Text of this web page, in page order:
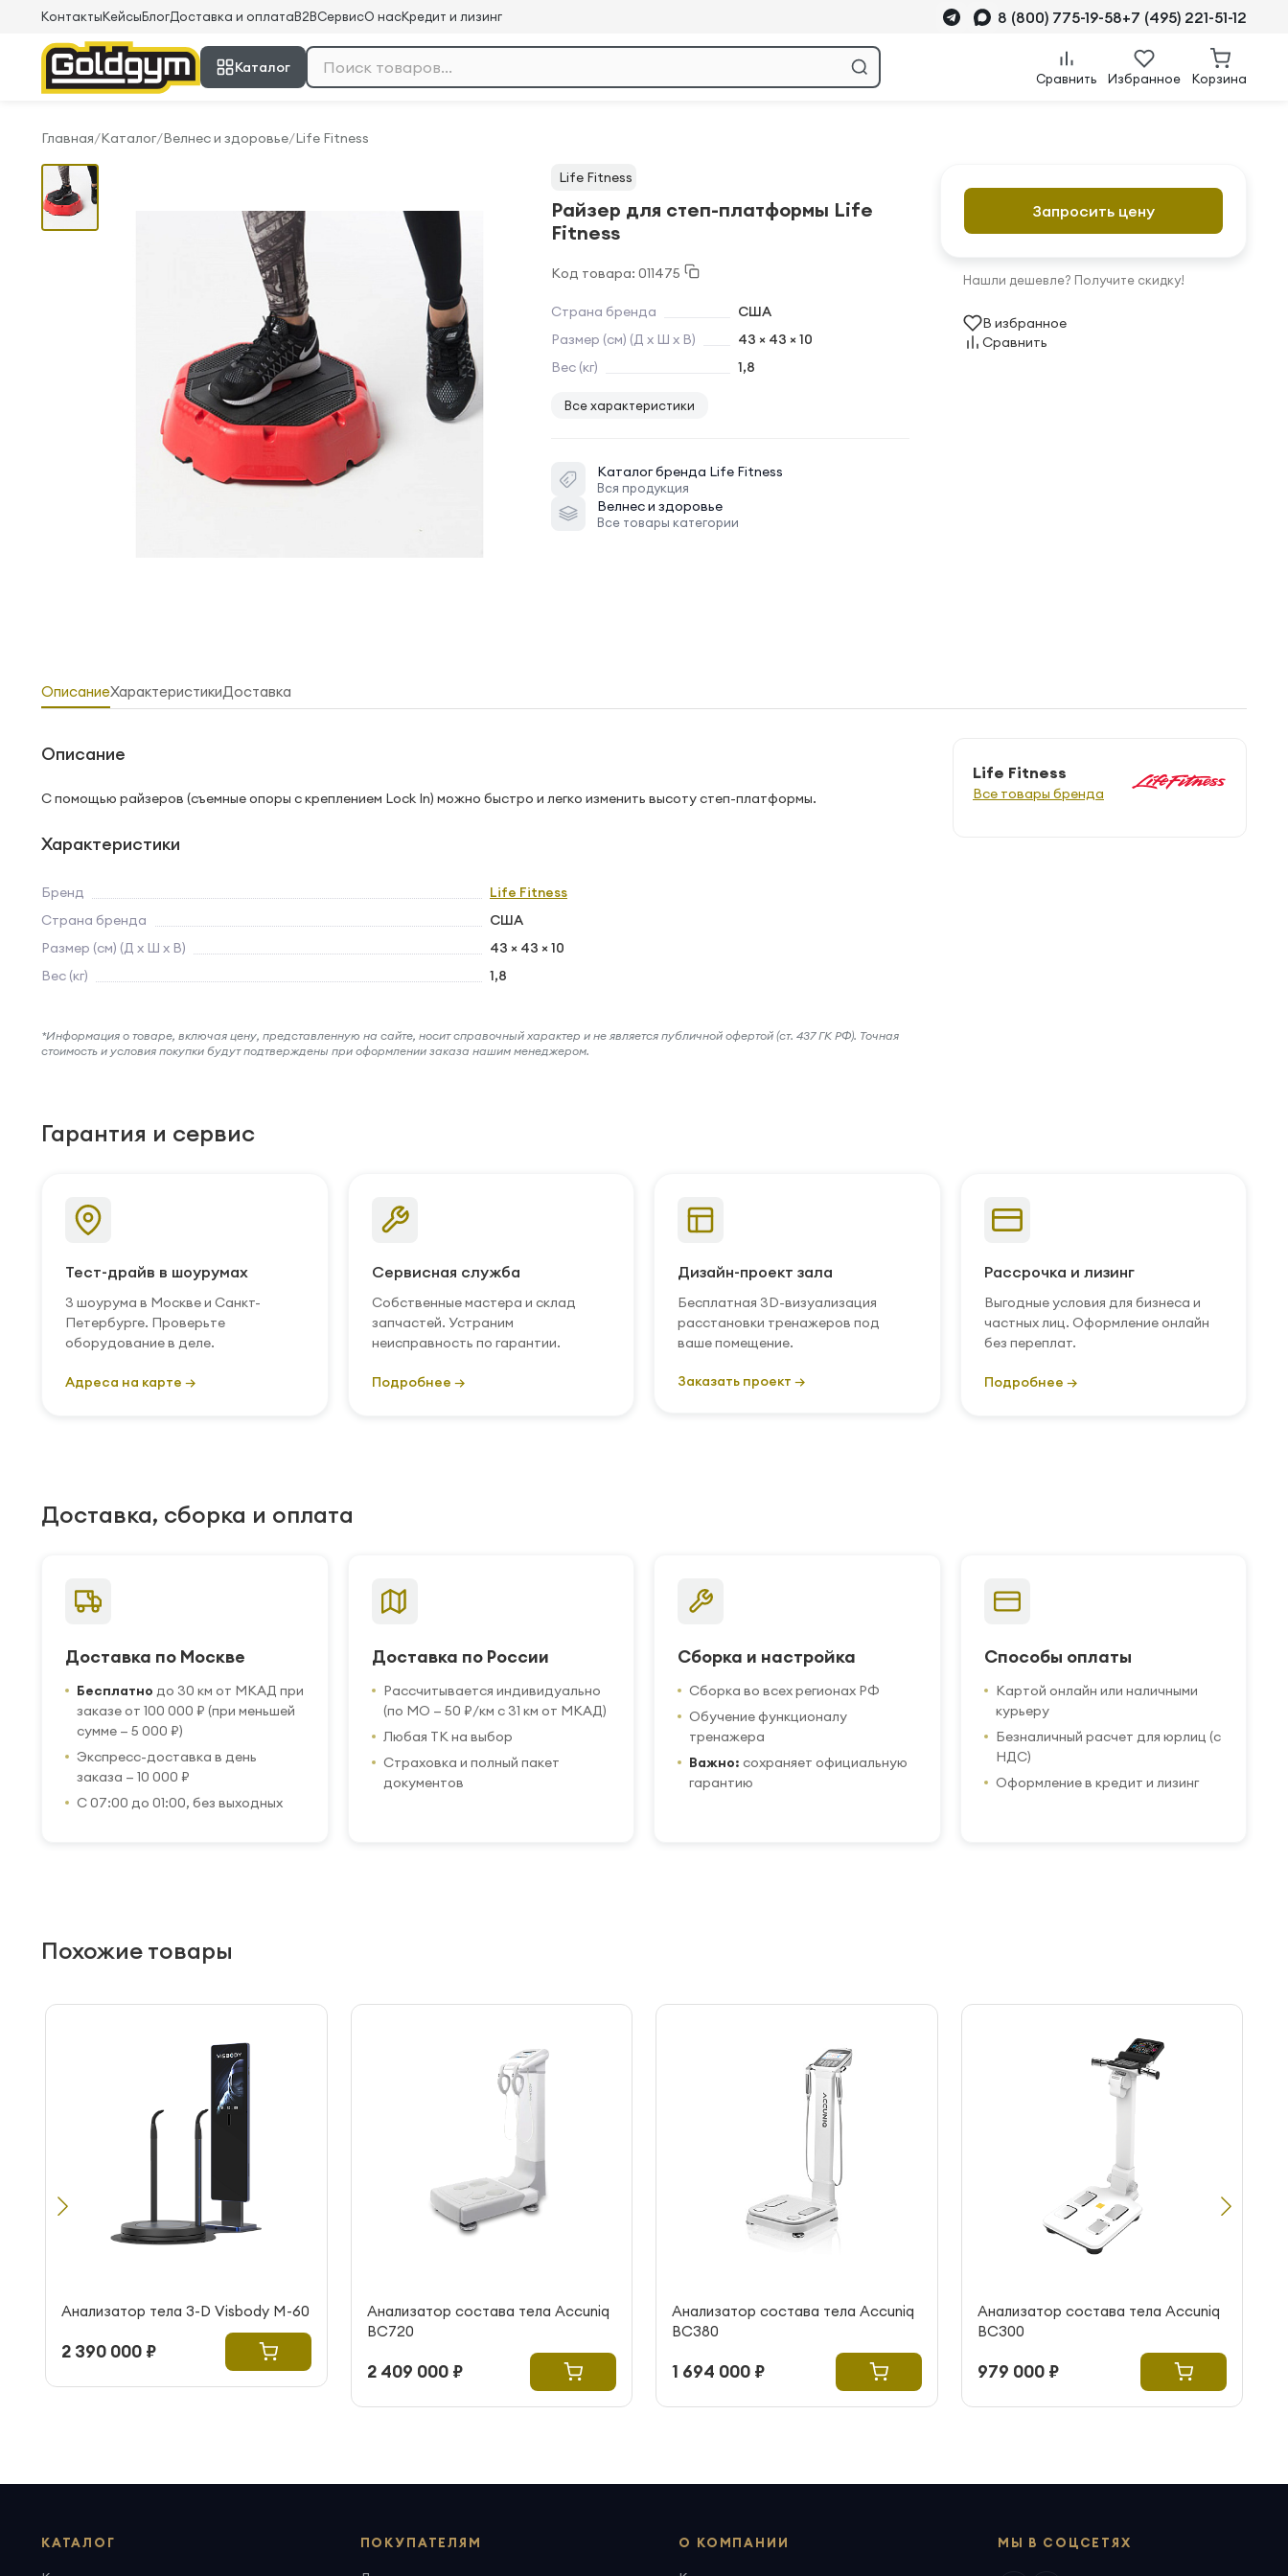
КонтактыКейсыБлогДоставка и оплатаB2BСервисО насКредит и лизинг 8 (800) 775-19-58+7 (495) 221-51-12
Каталог
Сравнить Избранное Корзина
Главная/Каталог/Велнес и здоровье/Life Fitness
Life Fitness
Райзер для степ-платформы Life
Fitness
Код товара: 011475
Страна бренда
США
Размер (см) (Д х Ш х В)
43 × 43 × 10
Вес (кг)
1,8
Все характеристики
Каталог бренда Life Fitness
Вся продукция
Велнес и здоровье
Все товары категории
Запросить цену
Нашли дешевле? Получите скидку!
В избранное
Сравнить
ОписаниеХарактеристикиДоставка
Описание
С помощью райзеров (съемные опоры с креплением Lock In) можно быстро и легко изменить высоту степ-платформы.
Характеристики
Бренд
Life Fitness
Страна бренда
США
Размер (см) (Д х Ш х В)
43 × 43 × 10
Вес (кг)
1,8
*Информация о товаре, включая цену, представленную на сайте, носит справочный характер и не является публичной офертой (ст. 437 ГК РФ). Точная
стоимость и условия покупки будут подтверждены при оформлении заказа нашим менеджером.
Life Fitness
Все товары бренда
Гарантия и сервис
Тест-драйв в шоурумах
3 шоурума в Москве и Санкт-
Петербурге. Проверьте
оборудование в деле.
Адреса на карте →
Сервисная служба
Собственные мастера и склад
запчастей. Устраним
неисправность по гарантии.
Подробнее →
Дизайн-проект зала
Бесплатная 3D-визуализация
расстановки тренажеров под
ваше помещение.
Заказать проект →
Рассрочка и лизинг
Выгодные условия для бизнеса и
частных лиц. Оформление онлайн
без переплат.
Подробнее →
Доставка, сборка и оплата
Доставка по Москве
Бесплатно до 30 км от МКАД при
заказе от 100 000 ₽ (при меньшей
сумме — 5 000 ₽)
Экспресс-доставка в день
заказа — 10 000 ₽
С 07:00 до 01:00, без выходных
Доставка по России
Рассчитывается индивидуально
(по МО — 50 ₽/км с 31 км от МКАД)
Любая ТК на выбор
Страховка и полный пакет
документов
Сборка и настройка
Сборка во всех регионах РФ
Обучение функционалу
тренажера
Важно: сохраняет официальную
гарантию
Способы оплаты
Картой онлайн или наличными
курьеру
Безналичный расчет для юрлиц (с
НДС)
Оформление в кредит и лизинг
Похожие товары
Анализатор тела 3-D Visbody M-60
2 390 000 ₽
Анализатор состава тела Accuniq
BC720
2 409 000 ₽
Анализатор состава тела Accuniq
BC380
1 694 000 ₽
Анализатор состава тела Accuniq
BC300
979 000 ₽
КАТАЛОГ ПОКУПАТЕЛЯМ О КОМПАНИИ МЫ В СОЦСЕТЯХ